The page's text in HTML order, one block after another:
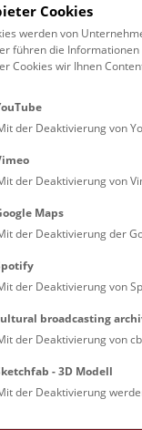
Familien
Dienstags ist
Cookies
werden von
führen die
Cookies wir Ihnen
der Deaktivierung von
der Deaktivierung von
Maps
der Deaktivierung der
der Deaktivierung von
broadcasting
der Deaktivierung von
- 3D Modell
der Deaktivierung